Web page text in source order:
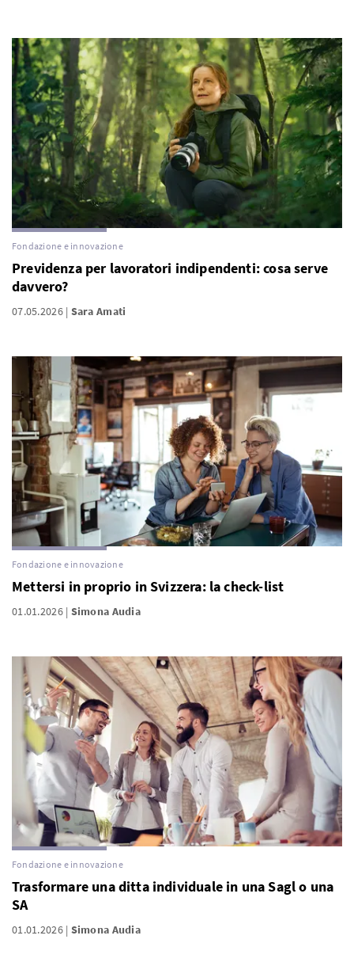
Fondazione e innovazione
Previdenza per lavoratori indipendenti: cosa serve
davvero?
07.05.2026 Sara Amati
Fondazione e innovazione
Mettersi in proprio in Svizzera: la check-list
01.01.2026 Simona Audia
Fondazione e innovazione
Trasformare una ditta individuale in una Sagl o una
SA
01.01.2026 Simona Audia